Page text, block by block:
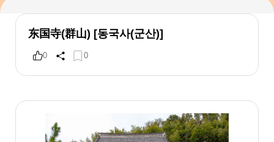
东国寺(群山) [동국사(군산)]
0 0